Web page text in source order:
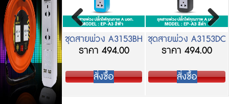
พ่วง A3153SC
คา 494.00
สั่งซื้อ
ชุดสายพ่วง A3153BH
ราคา 494.00
สั่งซื้อ
ชุดสายพ่วง A3153DC
ราคา 494.00
สั่งซื้อ